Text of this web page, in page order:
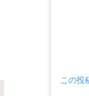
この投